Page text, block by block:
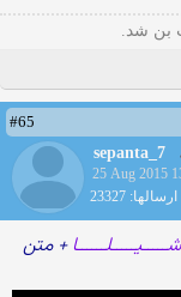
بن شد.
#65
sepanta_7
25 Aug 2015
ارسالها: 23327
شـــــیـــــلــــــا+ متن